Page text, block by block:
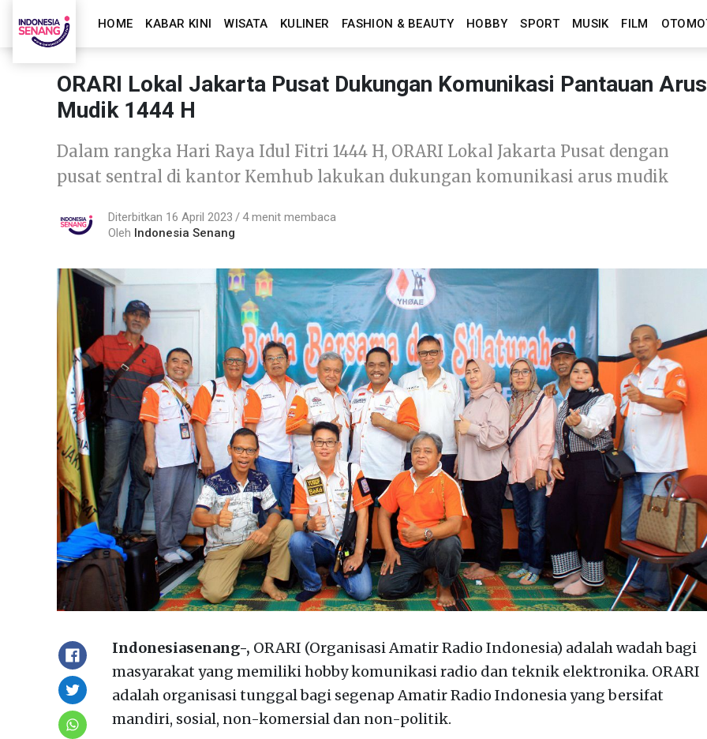
HOME KABAR KINI WISATA KULINER FASHION & BEAUTY HOBBY SPORT MUSIK FILM
ORARI Lokal Jakarta Pusat Dukungan Komunikasi Pantauan Arus
Mudik 1444 H
Dalam rangka Hari Raya Idul Fitri 1444 H, ORARI Lokal Jakarta Pusat dengan
pusat sentral di kantor Kemhub lakukan dukungan komunikasi arus mudik
Diterbitkan 16 April 2023
4 menit membaca
Oleh Indonesia Senang
Indonesiasenang-, ORARI (Organisasi Amatir Radio Indonesia) adalah wadah bagi
masyarakat yang memiliki hobby komunikasi radio dan teknik elektronika. ORARI
adalah organisasi tunggal bagi segenap Amatir Radio Indonesia yang bersifat
mandiri, sosial, non-komersial dan non-politik.